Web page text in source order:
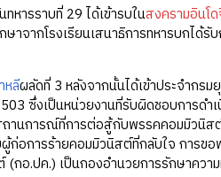
หารราบที่ 29 ได้เข้ารบในสงครามอินโ
าจากโรงเรียนเสนาธิการทหารบกได้รั
หลีผลัดที่ 3 หลังจากนั้นได้เข้าประจำกร
ซึ่งเป็นหน่วยงานที่รับผิดชอบการดำเ
ถานการณ์ที่การต่อสู้กับพรรคคอมมิวนิส
ก่อการร้ายคอมมิวนิสต์ที่กลับใจ การข
กอ.ปค.) เป็นกองอำนวยการรักษาควา